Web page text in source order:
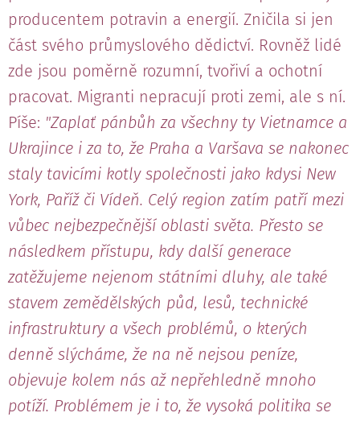
producentem potravin a energií. Zničila si jen
část svého průmyslového dědictví. Rovněž lidé
zde jsou poměrně rozumní, tvořiví a ochotní
pracovat. Migranti nepracují proti zemi, ale s ní.
Píše: "Zaplať pánbůh za všechny ty Vietnamce a
Ukrajince i za to, že Praha a Varšava se nakonec
staly tavicími kotly společnosti jako kdysi New
York, Paříž či Vídeň. Celý region zatím patří mezi
vůbec nejbezpečnější oblasti světa. Přesto se
následkem přístupu, kdy další generace
zatěžujeme nejenom státními dluhy, ale také
stavem zemědělských půd, lesů, technické
infrastruktury a všech problémů, o kterých
denně slýcháme, že na ně nejsou peníze,
objevuje kolem nás až nepřehledně mnoho
potíží. Problémem je i to, že vysoká politika se